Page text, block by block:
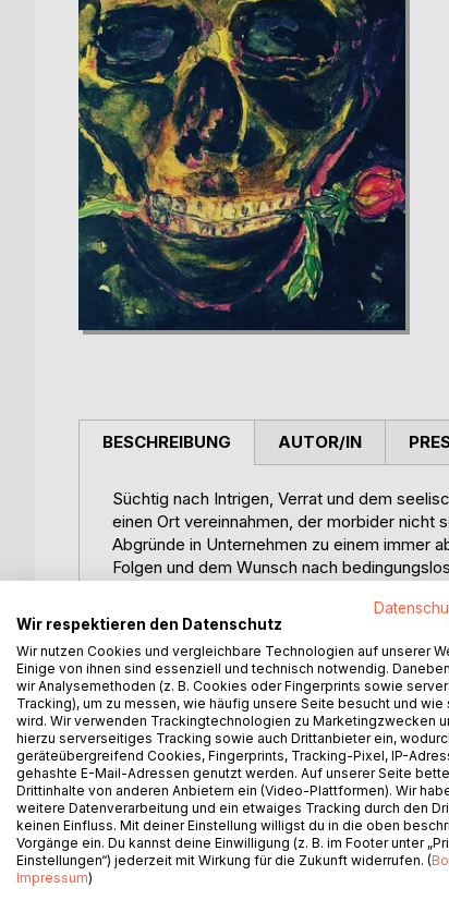
BESCHREIBUNG
Süchtig nach Intrigen, Verrat und dem
einen Ort vereinnahmen, der morbider nicht
Abgründe in Unternehmen zu einem immer
Folgen und dem Wunsch nach
Neben der Protagonistin, Ana Lazar sowie
weiteren Hauptcharaktere dar. Unabhängig
im beruflichen Kontext psychisch zu
und aus diesen schonungslos erzählten
Buches: Ohne Liebe können wir Menschen
Der vorliegende Psychothriller ist ein
vermeintlich gehegten Wunsch nach mehr
Hart, gnadenlos und ohne Tabus finden die
wirklich wichtig ist.
AUTOR/IN
Wir respektieren den Datenschutz
Wir nutzen Cookies und vergleichbare Technologien auf unserer
Einige von ihnen sind essenziell und technisch notwendig.
wir Analysemethoden (z. B. Cookies oder Fingerprints sowie
Tracking), um zu messen, wie häufig unsere Seite besucht und
wird. Wir verwenden Trackingtechnologien zu Marketingzwecken
hierzu serverseitiges Tracking sowie auch Drittanbieter ein,
geräteübergreifend Cookies, Fingerprints, Tracking-Pixel, IP-
gehashte E-Mail-Adressen genutzt werden. Auf unserer Seite
Drittinhalte von anderen Anbietern ein (Video-Plattformen). Wir
weitere Datenverarbeitung und ein etwaiges Tracking durch den
keinen Einfluss. Mit deiner Einstellung willigst du in die oben
Vorgänge ein. Du kannst deine Einwilligung (z. B. im Footer unter
Einstellungen“) jederzeit mit Wirkung für die Zukunft widerrufen. (
Impressum)